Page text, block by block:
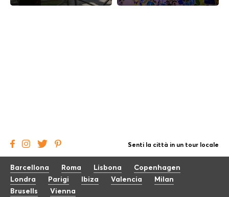
Senti la città in un tour locale
Barcellona Roma Lisbona
Copenhagen
Londra
Parigi Ibiza Valencia
Milan
Brusells
Vienna